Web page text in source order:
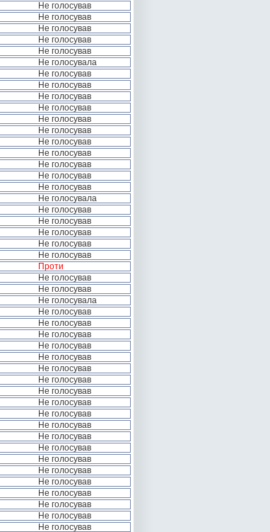
Не голосував
Не голосував
Не голосував
Не голосував
Не голосував
Не голосувала
Не голосував
Не голосував
Не голосував
Не голосував
Не голосував
Не голосував
Не голосував
Не голосував
Не голосував
Не голосував
Не голосував
Не голосувала
Не голосував
Не голосував
Не голосував
Не голосував
Не голосував
Проти
Не голосував
Не голосував
Не голосувала
Не голосував
Не голосував
Не голосував
Не голосував
Не голосував
Не голосував
Не голосував
Не голосував
Не голосував
Не голосував
Не голосував
Не голосував
Не голосував
Не голосував
Не голосував
Не голосував
Не голосував
Не голосував
Не голосував
Не голосував